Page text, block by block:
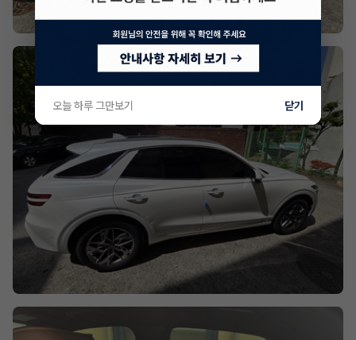
오늘 하루 그만보기 닫기